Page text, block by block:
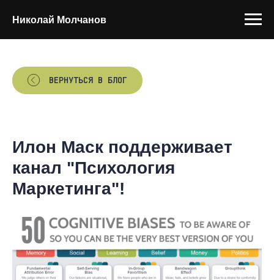
Николай Молчанов
ВЕРНУТЬСЯ В БЛОГ
Илон Маск поддерживает
канал "Психология
Маркетинга"!